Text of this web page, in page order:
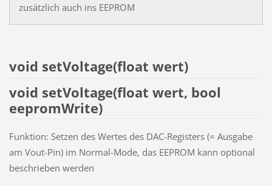
zusätzlich auch ins EEPROM
void setVoltage(float wert)
void setVoltage(float wert, bool
eepromWrite)
Funktion: Setzen des Wertes des DAC-Registers (= Ausgabe
am Vout-Pin) im Normal-Mode, das EEPROM kann optional
beschrieben werden